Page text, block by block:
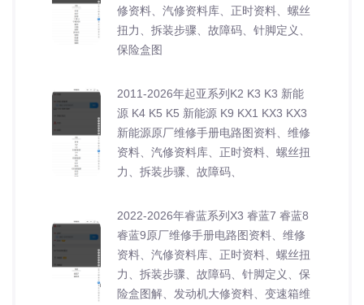
修资料、汽修资料库、正时资料、螺丝
扭力、拆装步骤、故障码、针脚定义、
保险盒图
2011-2026年起亚系列K2 K3 K3 新能
源 K4 K5 K5 新能源 K9 KX1 KX3 KX3
新能源原厂维修手册电路图资料、维修
资料、汽修资料库、正时资料、螺丝扭
力、拆装步骤、故障码、
2022-2026年睿蓝系列X3 睿蓝7 睿蓝8
睿蓝9原厂维修手册电路图资料、维修
资料、汽修资料库、正时资料、螺丝扭
力、拆装步骤、故障码、针脚定义、保
险盒图解、发动机大修资料、变速箱维